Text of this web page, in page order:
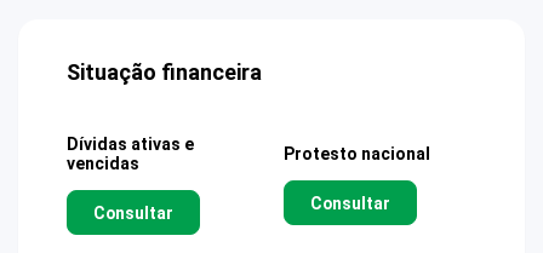
Situação financeira
Dívidas ativas e
vencidas
Consultar
Protesto nacional
Consultar